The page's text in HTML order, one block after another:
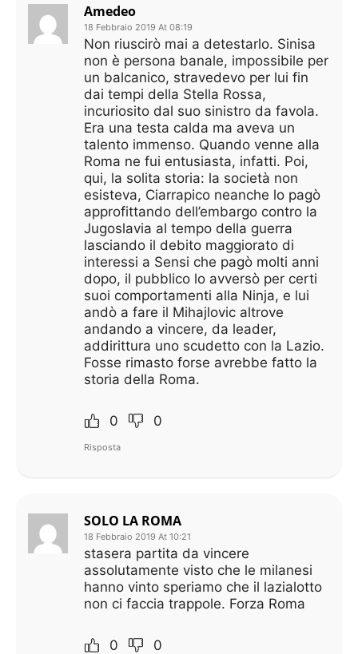
Amedeo
18 Febbraio 2019 At 08:19
Non riuscirò mai a detestarlo. Sinisa
non è persona banale, impossibile per
un balcanico, stravedevo per lui fin
dai tempi della Stella Rossa,
incuriosito dal suo sinistro da favola.
Era una testa calda ma aveva un
talento immenso. Quando venne alla
Roma ne fui entusiasta, infatti. Poi,
qui, la solita storia: la società non
esisteva, Ciarrapico neanche lo pagò
approfittando dell’embargo contro la
Jugoslavia al tempo della guerra
lasciando il debito maggiorato di
interessi a Sensi che pagò molti anni
dopo, il pubblico lo avversò per certi
suoi comportamenti alla Ninja, e lui
andò a fare il Mihajlovic altrove
andando a vincere, da leader,
addirittura uno scudetto con la Lazio.
Fosse rimasto forse avrebbe fatto la
storia della Roma.
0 0
Risposta
SOLO LA ROMA
18 Febbraio 2019 At 10:21
stasera partita da vincere
assolutamente visto che le milanesi
hanno vinto speriamo che il lazialotto
non ci faccia trappole. Forza Roma
0 0